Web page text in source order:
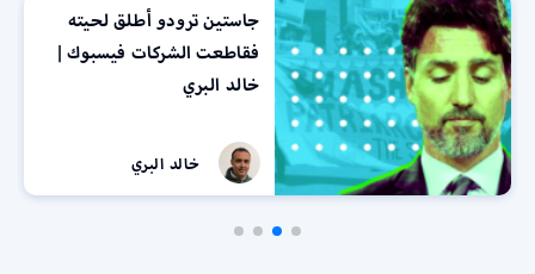
جاستين ترودو أطلق لحيته
فقاطعت الشركات فيسبوك |
خالد البري
خالد البري